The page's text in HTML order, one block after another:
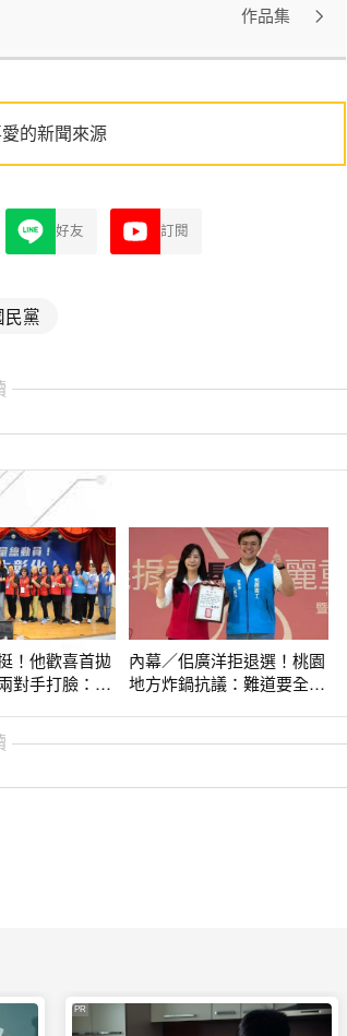
作品集
的新聞來源
好友 訂閱
民黨
！他歡喜首拋
對手打臉：是
內幕／佀廣洋拒退選！桃園
地方炸鍋抗議：難道要全黨
PR